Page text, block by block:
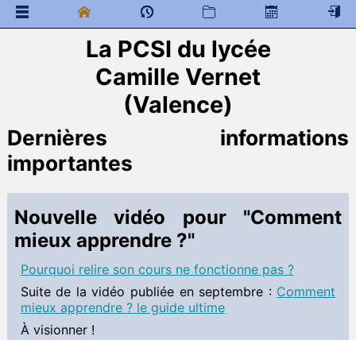
La PCSI du lycée
Camille Vernet
(Valence)
Documents généraux
Mathématiques
Programme de colles
Documents à télécharger
Programme de colle
Cahier de texte
Physique
Informations
Vidéos
Programme de colles
Documents à télécharger
5 - Mécanique
6 - Thermodynamique
7 - Induction
8 - Statique des fluides
Devoirs (DM et DS)
Dernières informations
importantes
Nouvelle vidéo pour "Comment
mieux apprendre ?"
Pourquoi relire son cours ne fonctionne pas ?
Suite de la vidéo publiée en septembre : Comment
mieux apprendre ? le guide ultime
À visionner !